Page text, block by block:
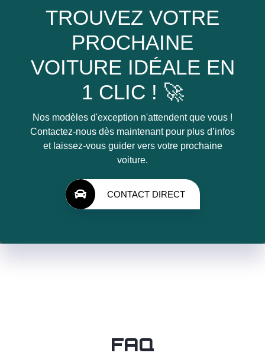
TROUVEZ VOTRE
PROCHAINE
VOITURE IDÉALE EN
1 CLIC ! 🚀
Nos modèles d'exception n'attendent que vous !
Contactez-nous dès maintenant pour plus d’infos
et laissez-vous guider vers votre prochaine
voiture.
CONTACT DIRECT
FAQ